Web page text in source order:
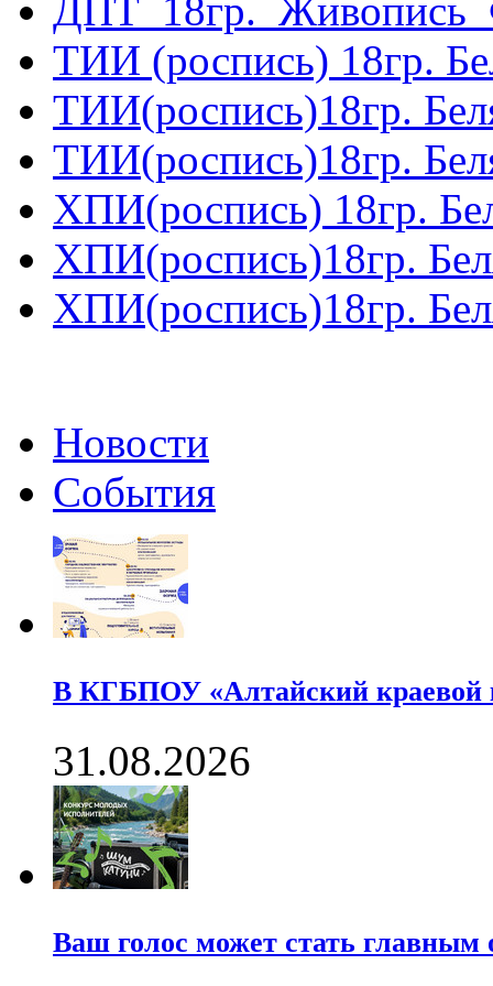
ТИИ (роспись) 18гр.
ТИИ(роспись)18гр.
ТИИ(роспись)18гр.
ХПИ(роспись) 18гр.
ХПИ(роспись)18гр.
ХПИ(роспись)18гр.
Новости
События
В КГБПОУ «Алтайский краевой
31.08.2026
Ваш голос может стать